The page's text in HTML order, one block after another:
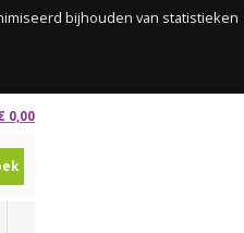
bijhouden van statistieken
0,00